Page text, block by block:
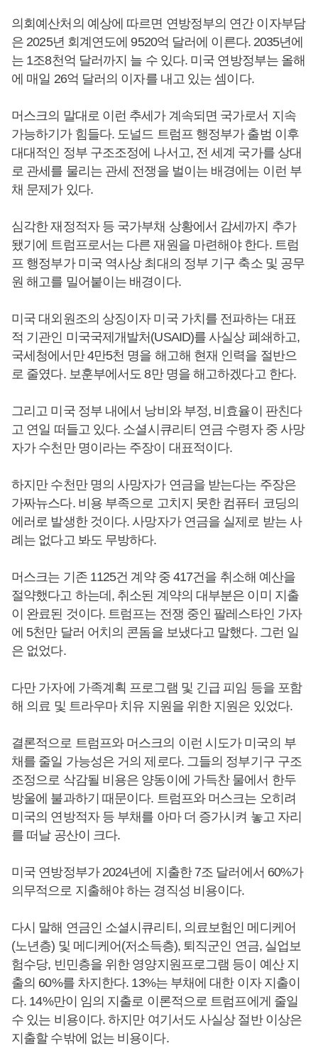
의회예산처의 예상에 따르면 연방정부의 연간 이자부담
은 2025년 회계연도에 9520억 달러에 이른다. 2035년에
는 1조8천억 달러까지 늘 수 있다. 미국 연방정부는 올해
에 매일 26억 달러의 이자를 내고 있는 셈이다.
머스크의 말대로 이런 추세가 계속되면 국가로서 지속
가능하기가 힘들다. 도널드 트럼프 행정부가 출범 이후
대대적인 정부 구조조정에 나서고, 전 세계 국가를 상대
로 관세를 물리는 관세 전쟁을 벌이는 배경에는 이런 부
채 문제가 있다.
심각한 재정적자 등 국가부채 상황에서 감세까지 추가
됐기에 트럼프로서는 다른 재원을 마련해야 한다. 트럼
프 행정부가 미국 역사상 최대의 정부 기구 축소 및 공무
원 해고를 밀어붙이는 배경이다.
미국 대외원조의 상징이자 미국 가치를 전파하는 대표
적 기관인 미국국제개발처(USAID)를 사실상 폐쇄하고,
국세청에서만 4만5천 명을 해고해 현재 인력을 절반으
로 줄였다. 보훈부에서도 8만 명을 해고하겠다고 한다.
그리고 미국 정부 내에서 낭비와 부정, 비효율이 판친다
고 연일 떠들고 있다. 소셜시큐리티 연금 수령자 중 사망
자가 수천만 명이라는 주장이 대표적이다.
하지만 수천만 명의 사망자가 연금을 받는다는 주장은
가짜뉴스다. 비용 부족으로 고치지 못한 컴퓨터 코딩의
에러로 발생한 것이다. 사망자가 연금을 실제로 받는 사
례는 없다고 봐도 무방하다.
머스크는 기존 1125건 계약 중 417건을 취소해 예산을
절약했다고 하는데, 취소된 계약의 대부분은 이미 지출
이 완료된 것이다. 트럼프는 전쟁 중인 팔레스타인 가자
에 5천만 달러 어치의 콘돔을 보냈다고 말했다. 그런 일
은 없었다.
다만 가자에 가족계획 프로그램 및 긴급 피임 등을 포함
해 의료 및 트라우마 치유 지원을 위한 지원은 있었다.
결론적으로 트럼프와 머스크의 이런 시도가 미국의 부
채를 줄일 가능성은 거의 제로다. 그들의 정부기구 구조
조정으로 삭감될 비용은 양동이에 가득찬 물에서 한두
방울에 불과하기 때문이다. 트럼프와 머스크는 오히려
미국의 연방적자 등 부채를 아마 더 증가시켜 놓고 자리
를 떠날 공산이 크다.
미국 연방정부가 2024년에 지출한 7조 달러에서 60%가
의무적으로 지출해야 하는 경직성 비용이다.
다시 말해 연금인 소셜시큐리티, 의료보험인 메디케어
(노년층) 및 메디케어(저소득층), 퇴직군인 연금, 실업보
험수당, 빈민층을 위한 영양지원프로그램 등이 예산 지
출의 60%를 차지한다. 13%는 부채에 대한 이자 지출이
다. 14%만이 임의 지출로 이론적으로 트럼프에게 줄일
수 있는 비용이다. 하지만 여기서도 사실상 절반 이상은
지출할 수밖에 없는 비용이다.